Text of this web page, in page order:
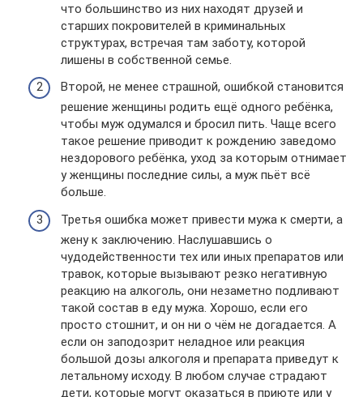
что большинство из них находят друзей и
старших покровителей в криминальных
структурах, встречая там заботу, которой
лишены в собственной семье.
Второй, не менее страшной, ошибкой становится
решение женщины родить ещё одного ребёнка,
чтобы муж одумался и бросил пить. Чаще всего
такое решение приводит к рождению заведомо
нездорового ребёнка, уход за которым отнимает
у женщины последние силы, а муж пьёт всё
больше.
Третья ошибка может привести мужа к смерти, а
жену к заключению. Наслушавшись о
чудодейственности тех или иных препаратов или
травок, которые вызывают резко негативную
реакцию на алкоголь, они незаметно подливают
такой состав в еду мужа. Хорошо, если его
просто стошнит, и он ни о чём не догадается. А
если он заподозрит неладное или реакция
большой дозы алкоголя и препарата приведут к
летальному исходу. В любом случае страдают
дети, которые могут оказаться в приюте или у